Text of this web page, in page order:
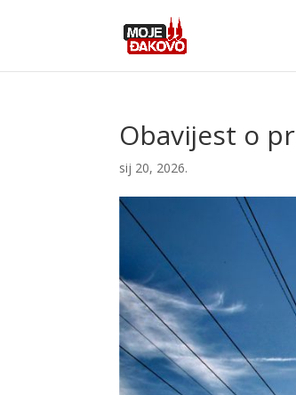
Obavijest o
sij 20, 2026.